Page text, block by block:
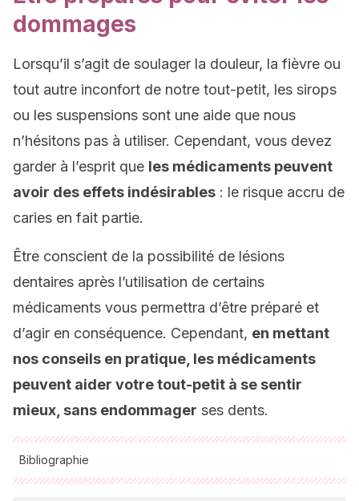
dommages
Lorsqu’il s’agit de soulager la douleur, la fièvre ou
tout autre inconfort de notre tout-petit, les sirops
ou les suspensions sont une aide que nous
n’hésitons pas à utiliser. Cependant, vous devez
garder à l’esprit que les médicaments peuvent
avoir des effets indésirables : le risque accru de
caries en fait partie.
Être conscient de la possibilité de lésions
dentaires après l’utilisation de certains
médicaments vous permettra d’être préparé et
d’agir en conséquence. Cependant, en mettant
nos conseils en pratique, les médicaments
peuvent aider votre tout-petit à se sentir
mieux, sans endommager ses dents.
Bibliographie
Toutes les sources citées ont été examinées en profondeur